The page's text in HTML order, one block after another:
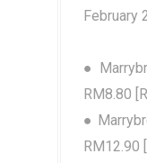
February
●
RM8.80
●
RM12.90